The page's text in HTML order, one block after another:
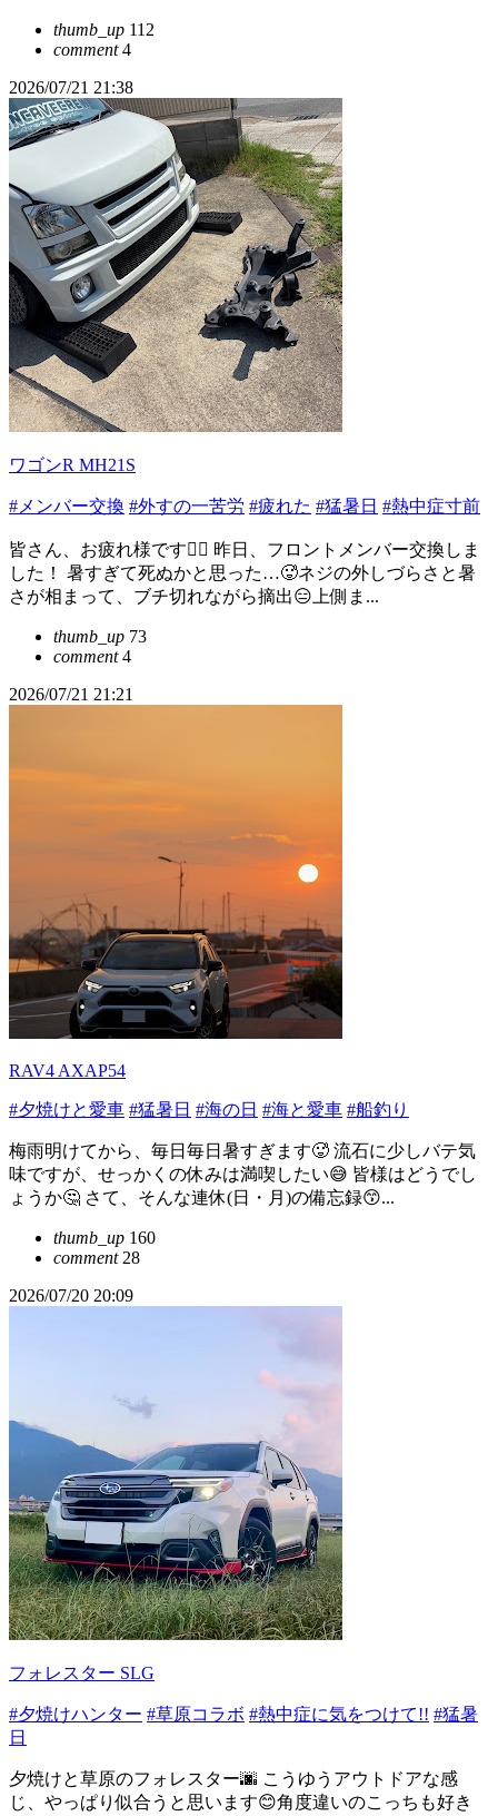
thumb_up 112
comment4
2026/07/21 21:38
ワゴンR MH21S
#メンバー交換 #外すの一苦労 #疲れた #猛暑日 #熱中症寸前
皆さん、お疲れ様です🙇‍♂️ 昨日、フロントメンバー交換しま
した！ 暑すぎて死ぬかと思った…🥵ネジの外しづらさと暑
さが相まって、ブチ切れながら摘出😑上側ま...
thumb_up 73
comment4
2026/07/21 21:21
RAV4 AXAP54
#夕焼けと愛車 #猛暑日 #海の日 #海と愛車 #船釣り
梅雨明けてから、毎日毎日暑すぎます🥵 流石に少しバテ気
味ですが、せっかくの休みは満喫したい😅 皆様はどうでし
ょうか🤔 さて、そんな連休(日・月)の備忘録😙...
thumb_up 160
comment28
2026/07/20 20:09
フォレスター SLG
#夕焼けハンター #草原コラボ #熱中症に気をつけて!! #猛暑
日
夕焼けと草原のフォレスター🌆 こうゆうアウトドアな感
じ、やっぱり似合うと思います😊角度違いのこっちも好き